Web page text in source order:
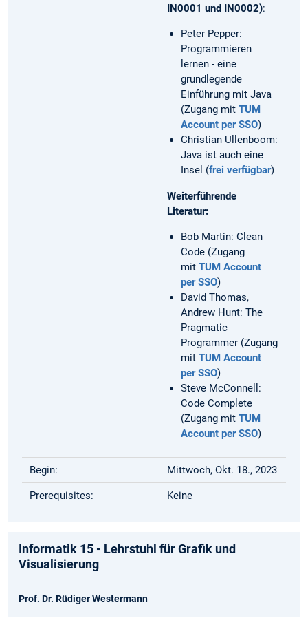
IN0001 und IN0002):
Peter Pepper:
Programmieren
lernen - eine
grundlegende
Einführung mit Java
(Zugang mitTUM
Account per SSO)
Christian Ullenboom:
Java ist auch eine
Insel (frei verfügbar)
Weiterführende
Literatur:
Bob Martin: Clean
Code (Zugang
mitTUM Account
per SSO)
David Thomas,
Andrew Hunt: The
Pragmatic
Programmer (Zugang
mitTUM Account
per SSO)
Steve McConnell:
Code Complete
(Zugang mitTUM
Account per SSO)
Begin: Mittwoch, Okt. 18., 2023
Prerequisites: Keine
Informatik 15 - Lehrstuhl für Grafik und
Visualisierung
Prof. Dr. Rüdiger Westermann